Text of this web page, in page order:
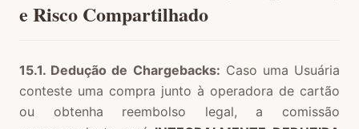
e Risco Compartilhado
15.1. Dedução de Chargebacks: Caso uma Usuária
conteste uma compra junto à operadora de cartão
ou obtenha reembolso legal, a comissão